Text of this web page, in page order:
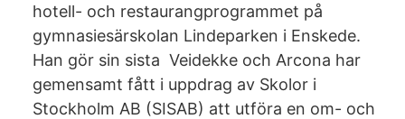
hotell- och restaurangprogrammet på
gymnasiesärskolan Lindeparken i Enskede.
Han gör sin sista Veidekke och Arcona har
gemensamt fått i uppdrag av Skolor i
Stockholm AB (SISAB) att utföra en om- och